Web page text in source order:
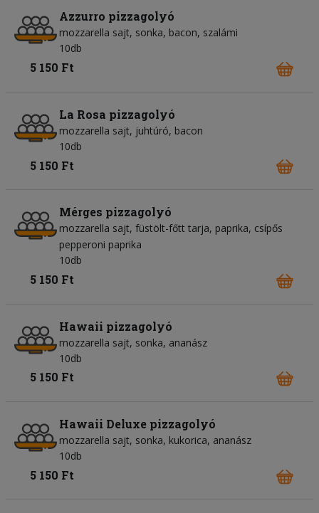
Azzurro pizzagolyó
mozzarella sajt sonka bacon szalámi
10db
5 150 Ft
La Rosa pizzagolyó
mozzarella sajt juhtúró bacon
10db
5 150 Ft
Mérges pizzagolyó
mozzarella sajt füstölt-főtt tarja paprika csípős
pepperoni paprika
10db
5 150 Ft
Hawaii pizzagolyó
mozzarella sajt sonka ananász
10db
5 150 Ft
Hawaii Deluxe pizzagolyó
mozzarella sajt sonka kukorica ananász
10db
5 150 Ft